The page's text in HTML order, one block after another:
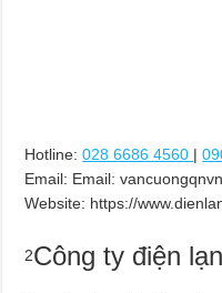
Hotline: 028 6686 4560 |
Email: Email:
Website: https://
2Công ty điện